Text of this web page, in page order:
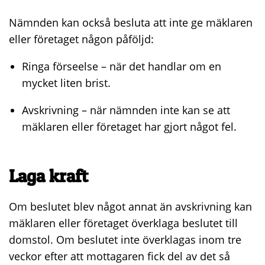
Nämnden kan också besluta att inte ge mäklaren
eller företaget någon påföljd:
Ringa förseelse – när det handlar om en
mycket liten brist.
Avskrivning – när nämnden inte kan se att
mäklaren eller företaget har gjort något fel.
Laga kraft
Om beslutet blev något annat än avskrivning kan
mäklaren eller företaget överklaga beslutet till
domstol. Om beslutet inte överklagas inom tre
veckor efter att mottagaren fick del av det så